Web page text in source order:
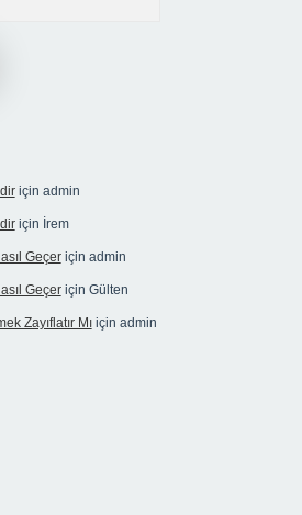
için admin
için İrem
Geçeriçin admin
Geçeriçin Gülten
Zayıflatır Mıiçin admin